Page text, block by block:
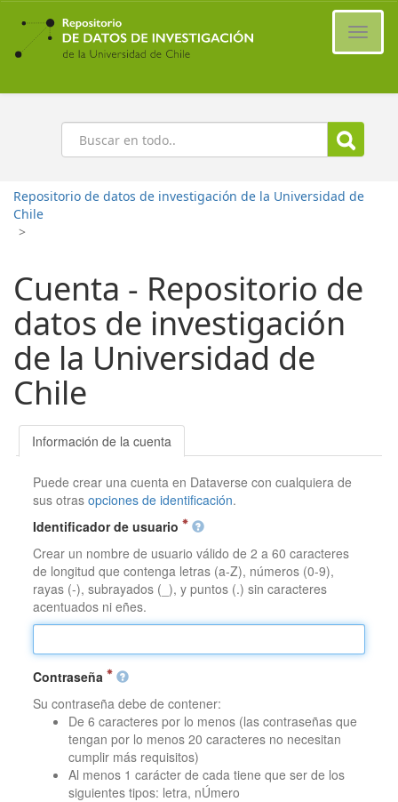
Ir
contenido
principal
Buscar
Repositorio de datos de investigación de la Universidad de
Chile
>
Cuenta - Repositorio de
datos de investigación
de la Universidad de
Chile
Información de la cuenta
Puede crear una cuenta en Dataverse con cualquiera de
sus otrasopciones de identificación.
Identificador de usuario
Crear un nombre de usuario válido de 2 a 60 caracteres
de longitud que contenga letras (a-Z), números (0-9),
rayas (-), subrayados (_), y puntos (.) sin caracteres
acentuados ni eñes.
Contraseña
Su contraseña debe de contener:
De 6 caracteres por lo menos (las contraseñas que
tengan por lo menos 20 caracteres no necesitan
cumplir más requisitos)
Al menos 1 carácter de cada tiene que ser de los
siguientes tipos: letra, nÚmero